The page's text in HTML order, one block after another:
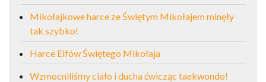
Mikołajkowe harce ze Świętym Mikołajem minęły
tak szybko!
Harce Elfów Świętego Mikołaja
Wzmocniliśmy ciało i ducha ćwicząc taekwondo!